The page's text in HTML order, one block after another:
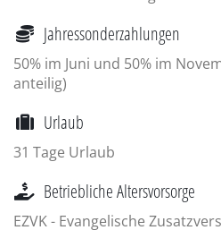
Jahressonderzahlungen
50% im Juni und 50% im
anteilig)
Urlaub
31 Tage Urlaub
Betriebliche Altersvorsorge
EZVK - Evangelische